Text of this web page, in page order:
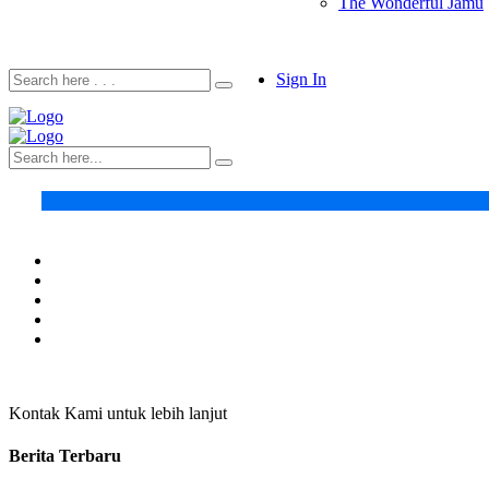
Sign In
Kontak Kami untuk lebih lanjut
Berita Terbaru